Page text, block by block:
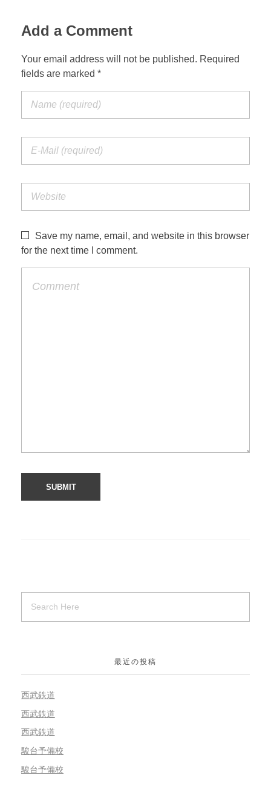
Add a Comment
Your email address will not be published. Required
fields are marked *
Save my name, email, and website in this browser
for the next time I comment.
最近の投稿
西武鉄道
西武鉄道
西武鉄道
駿台予備校
駿台予備校